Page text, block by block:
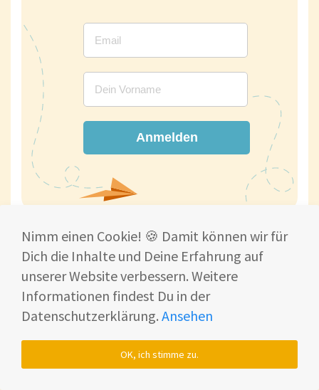
Anmelden
kannst!
Nimm einen Cookie! 🍪 Damit können wir für
Dich die Inhalte und Deine Erfahrung auf
unserer Website verbessern. Weitere
Informationen findest Du in der
Datenschutzerklärung. Ansehen
OK, ich stimme zu.